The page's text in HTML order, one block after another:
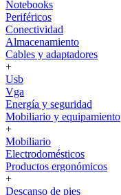
Notebooks
Periféricos
Conectividad
Almacenamiento
Cables y adaptadores
+
Usb
Vga
Energía y seguridad
Mobiliario y equipamiento
+
Mobiliario
Electrodomésticos
Productos ergonómicos
+
Descanso de pies